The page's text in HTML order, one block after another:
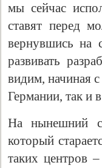
мы сейчас
ставят перед
вернувшись на
развивать
видим, начиная
Германии, так и
На нынешний
который
таких центров